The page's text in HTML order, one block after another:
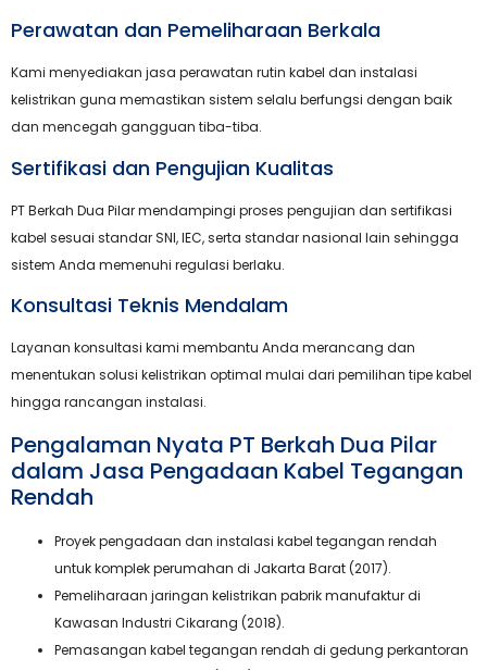
Perawatan dan Pemeliharaan Berkala
Kami menyediakan jasa perawatan rutin kabel dan instalasi
kelistrikan guna memastikan sistem selalu berfungsi dengan baik
dan mencegah gangguan tiba-tiba.
Sertifikasi dan Pengujian Kualitas
PT Berkah Dua Pilar mendampingi proses pengujian dan sertifikasi
kabel sesuai standar SNI, IEC, serta standar nasional lain sehingga
sistem Anda memenuhi regulasi berlaku.
Konsultasi Teknis Mendalam
Layanan konsultasi kami membantu Anda merancang dan
menentukan solusi kelistrikan optimal mulai dari pemilihan tipe kabel
hingga rancangan instalasi.
Pengalaman Nyata PT Berkah Dua Pilar
dalam Jasa Pengadaan Kabel Tegangan
Rendah
Proyek pengadaan dan instalasi kabel tegangan rendah
untuk komplek perumahan di Jakarta Barat (2017).
Pemeliharaan jaringan kelistrikan pabrik manufaktur di
Kawasan Industri Cikarang (2018).
Pemasangan kabel tegangan rendah di gedung perkantoran